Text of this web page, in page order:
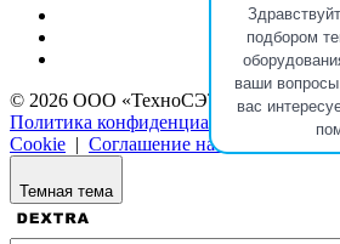
подбором
ваши
вас
© 2026 ООО «ТехноСЭТА»
Политика конфиденциальности
Cookie | Соглашение на обработку
Темная тема